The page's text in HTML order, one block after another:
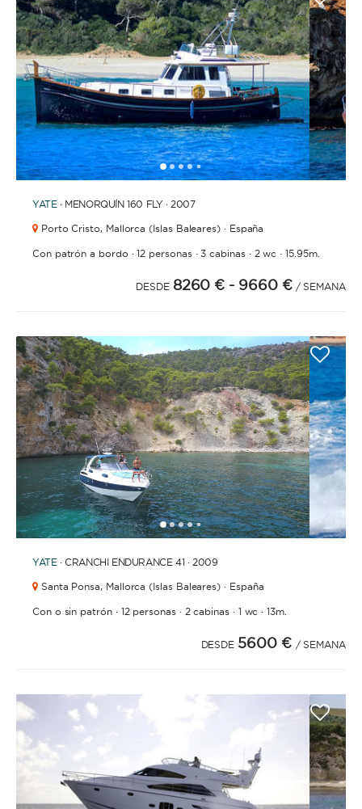
12345 678
YATE · MENORQUÍN 160 FLY · 2007
Porto Cristo, Mallorca (Islas Baleares) · España
Con patrón a bordo ·12 personas·3 cabinas· 2 wc ·15.95m.
DESDE 8260 € - 9660 € / SEMANA
12345 67891011121314151617
YATE · CRANCHI ENDURANCE 41 · 2009
Santa Ponsa, Mallorca (Islas Baleares) · España
Con o sin patrón· 12 personas· 2 cabinas· 1 wc ·13m.
DESDE 5600 € / SEMANA